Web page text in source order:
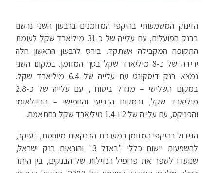
הזינוק המשמעותי בהיקפי המזומנים ברבעון השני נרשם
בבנק הפועלים, עם עלייה של כ-31 מיליארד שקל לעומת
התקופה המקבילה אשתקד. ביחס לרבעון הראשון חלה
ירידה של כ-8 מיליארד שקל בסך המזומן. במקום השני
נמצא בנק דיסקונט עם עלייה של 6.4 מיליארד שקל.
במקום השלישי – מגדל ביטוח , עם עלייה של כ-2.8
מיליארד שקל, ובמקום הרביעי והחמישי – הבינלאומי
והפניקס, עם עלייה של 2 ו-1.4 מיליארד שקל בהתאמה.
הגידול בהיקפי המזומן במערכת הבנקאית מיוחסת, בעיקר,
להשפעות יישום כללי "באזל 3" והוראות בנק ישראל,
שנועדו לשפר את פרופיל הנזילות של הבנקים, בין היתר